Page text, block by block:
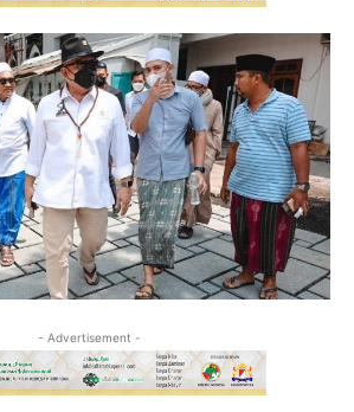
- Advertisement -